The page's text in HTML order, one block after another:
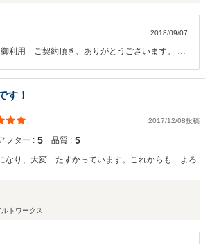
2018/09/07
利用 ご契約頂き、ありがとうございます。 今
んで頂けることが、何よりも私共の励みになり
ニングやお車の細部に渡るご説明も、今後より
せたいと思っております。 遠方では御座います
あればよろしくお願い致します。
す！
2017/12/08投稿
フター : 5 品質 : 5
なり、大変 たすかっています。これからも よろ
トワークス